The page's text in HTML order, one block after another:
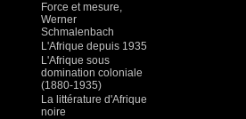
Force et mesure,
Werner
Schmalenbach
L'Afrique depuis 1935
L'Afrique sous
domination coloniale
(1880-1935)
La littérature d'Afrique
noire